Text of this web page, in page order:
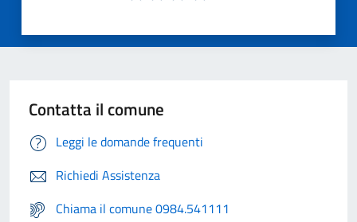
Contatta il comune
Leggi le domande frequenti
Richiedi Assistenza
Chiama il comune 0984.541111